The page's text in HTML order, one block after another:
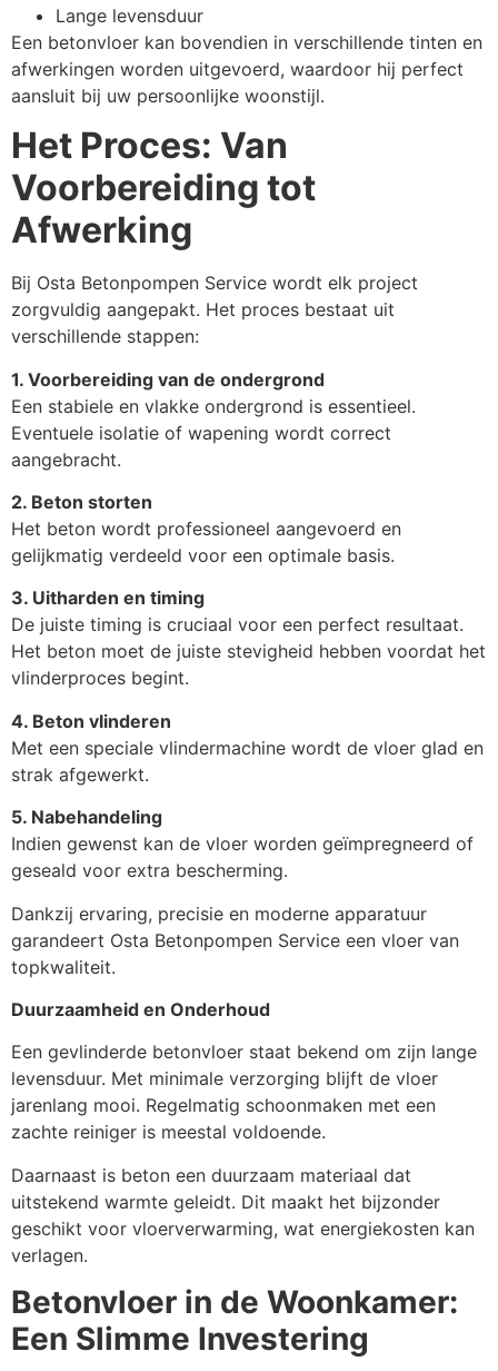
Lange levensduur
Een betonvloer kan bovendien in verschillende tinten en
afwerkingen worden uitgevoerd, waardoor hij perfect
aansluit bij uw persoonlijke woonstijl.
Het Proces: Van
Voorbereiding tot
Afwerking
Bij Osta Betonpompen Service wordt elk project
zorgvuldig aangepakt. Het proces bestaat uit
verschillende stappen:
1. Voorbereiding van de ondergrond
Een stabiele en vlakke ondergrond is essentieel.
Eventuele isolatie of wapening wordt correct
aangebracht.
2. Beton storten
Het beton wordt professioneel aangevoerd en
gelijkmatig verdeeld voor een optimale basis.
3. Uitharden en timing
De juiste timing is cruciaal voor een perfect resultaat.
Het beton moet de juiste stevigheid hebben voordat het
vlinderproces begint.
4. Beton vlinderen
Met een speciale vlindermachine wordt de vloer glad en
strak afgewerkt.
5. Nabehandeling
Indien gewenst kan de vloer worden geïmpregneerd of
geseald voor extra bescherming.
Dankzij ervaring, precisie en moderne apparatuur
garandeert Osta Betonpompen Service een vloer van
topkwaliteit.
Duurzaamheid en Onderhoud
Een gevlinderde betonvloer staat bekend om zijn lange
levensduur. Met minimale verzorging blijft de vloer
jarenlang mooi. Regelmatig schoonmaken met een
zachte reiniger is meestal voldoende.
Daarnaast is beton een duurzaam materiaal dat
uitstekend warmte geleidt. Dit maakt het bijzonder
geschikt voor vloerverwarming, wat energiekosten kan
verlagen.
Betonvloer in de Woonkamer:
Een Slimme Investering